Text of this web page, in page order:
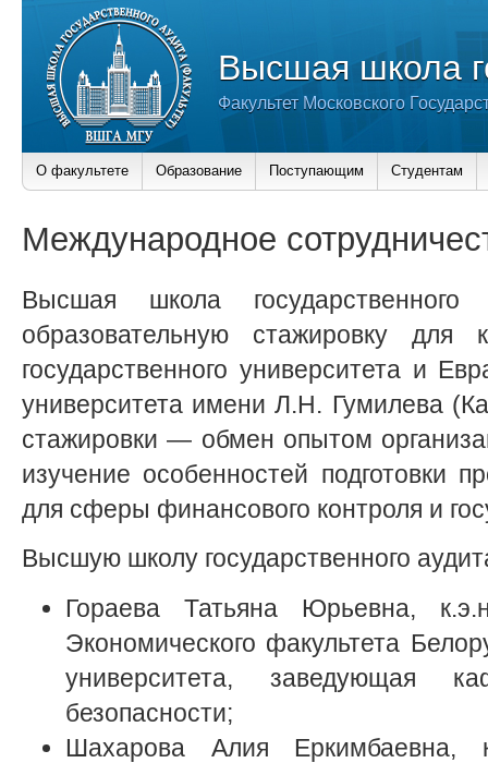
Высшая школа
Факультет Московского
О факультете Образование Поступающим Студентам
Международное
Высшая школа
образовательную стажировку для
государственного университета и
университета имени Л.Н. Гумилева
стажировки — обмен опытом
изучение особенностей подготовки
для сферы финансового контроля и
Высшую школу государственного
Гораева Татьяна Юрьевна,
Экономического факультета
университета, заведующая
безопасности;
Шахарова Алия Еркимбаевна,